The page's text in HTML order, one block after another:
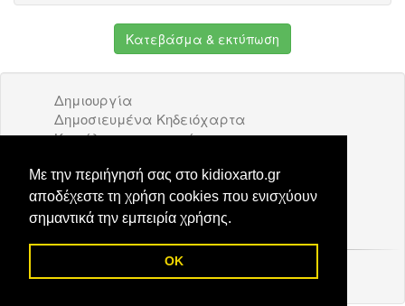
Με την περιήγησή σας στο kidioxarto.gr
αποδέχεστε τη χρήση cookies που ενισχύουν
σημαντικά την εμπειρία χρήσης.
OK
Κατεβάσμα & εκτύπωση
Δημιουργία
Δημοσιευμένα Κηδειόχαρτα
Κατάλογος επιχειρήσεων
Διαφήμιση
Επικοινωνία
© 2026 Kidioxarto.gr /Επικοινωνία